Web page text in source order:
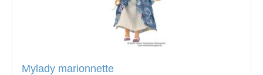
Mylady marionnette